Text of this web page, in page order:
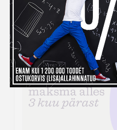
Järelmaksu taotlemise
veebikaubamaja ostukorvis
“Maksa järelmaksuga” ning
väljad.